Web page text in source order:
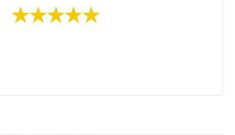
★★★★★